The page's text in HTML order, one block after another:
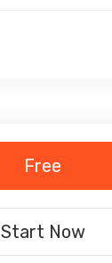
Free
Start Now